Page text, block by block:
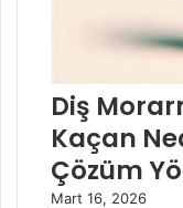
Diş
Kaçan
Çözüm
Mart 16, 2026